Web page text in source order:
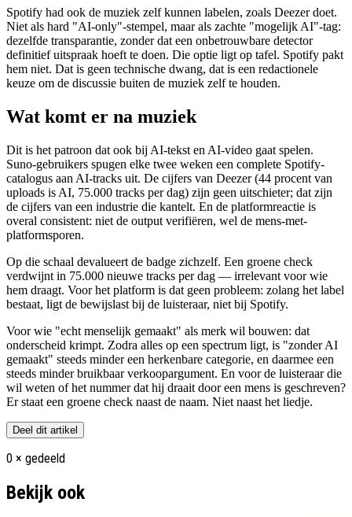
Spotify had ook de muziek zelf kunnen labelen, zoals Deezer doet.
Niet als hard "AI-only"-stempel, maar als zachte "mogelijk AI"-tag:
dezelfde transparantie, zonder dat een onbetrouwbare detector
definitief uitspraak hoeft te doen. Die optie ligt op tafel. Spotify pakt
hem niet. Dat is geen technische dwang, dat is een redactionele
keuze om de discussie buiten de muziek zelf te houden.
Wat komt er na muziek
Dit is het patroon dat ook bij AI-tekst en AI-video gaat spelen.
Suno-gebruikers spugen elke twee weken een complete Spotify-
catalogus aan AI-tracks uit. De cijfers van Deezer (44 procent van
uploads is AI, 75.000 tracks per dag) zijn geen uitschieter; dat zijn
de cijfers van een industrie die kantelt. En de platformreactie is
overal consistent: niet de output verifiëren, wel de mens-met-
platformsporen.
Op die schaal devalueert de badge zichzelf. Een groene check
verdwijnt in 75.000 nieuwe tracks per dag — irrelevant voor wie
hem draagt. Voor het platform is dat geen probleem: zolang het label
bestaat, ligt de bewijslast bij de luisteraar, niet bij Spotify.
Voor wie "echt menselijk gemaakt" als merk wil bouwen: dat
onderscheid krimpt. Zodra alles op een spectrum ligt, is "zonder AI
gemaakt" steeds minder een herkenbare categorie, en daarmee een
steeds minder bruikbaar verkoopargument. En voor de luisteraar die
wil weten of het nummer dat hij draait door een mens is geschreven?
Er staat een groene check naast de naam. Niet naast het liedje.
Deel dit artikel
0 × gedeeld
Bekijk ook